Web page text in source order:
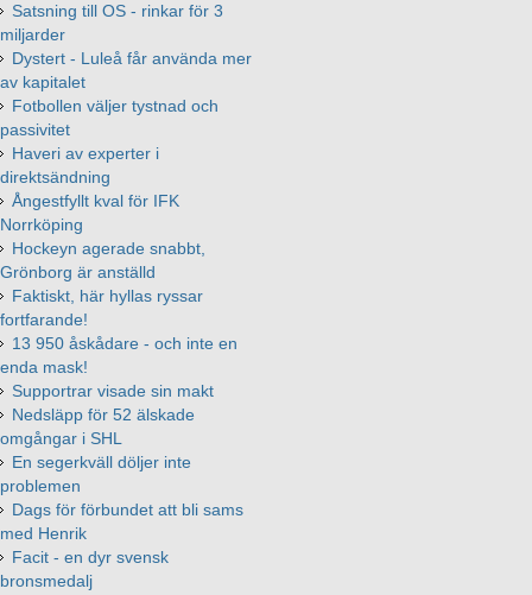
Satsning till OS - rinkar för 3
miljarder
Dystert - Luleå får använda mer
av kapitalet
Fotbollen väljer tystnad och
passivitet
Haveri av experter i
direktsändning
Ångestfyllt kval för IFK
Norrköping
Hockeyn agerade snabbt,
Grönborg är anställd
Faktiskt, här hyllas ryssar
fortfarande!
13 950 åskådare - och inte en
enda mask!
Supportrar visade sin makt
Nedsläpp för 52 älskade
omgångar i SHL
En segerkväll döljer inte
problemen
Dags för förbundet att bli sams
med Henrik
Facit - en dyr svensk
bronsmedalj